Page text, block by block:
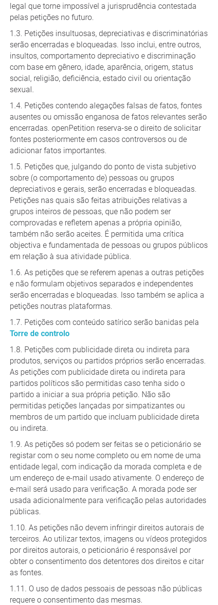
legal que torne impossível a jurisprudência contestada
pelas petições no futuro.
Petições insultuosas, depreciativas e discriminatórias
serão encerradas e bloqueadas. Isso inclui, entre outros,
insultos, comportamento depreciativo e discriminação
com base em gênero, idade, aparência, origem, status
social, religião, deficiência, estado civil ou orientação
sexual.
Petições contendo alegações falsas de fatos, fontes
ausentes ou omissão enganosa de fatos relevantes serão
encerradas. openPetition reserva-se o direito de solicitar
fontes posteriormente em casos controversos ou de
adicionar fatos importantes.
Petições que, julgando do ponto de vista subjetivo
sobre (o comportamento de) pessoas ou grupos
depreciativos e gerais, serão encerradas e bloqueadas.
Petições nas quais são feitas atribuições relativas a
grupos inteiros de pessoas, que não podem ser
comprovadas e refletem apenas a própria opinião,
também não serão aceites. É permitida uma crítica
objectiva e fundamentada de pessoas ou grupos públicos
em relação à sua atividade pública.
As petições que se referem apenas a outras petições
e não formulam objetivos separados e independentes
serão encerradas e bloqueadas. Isso também se aplica a
petições noutras plataformas.
Petições com conteúdo satírico serão banidas pela
Torre de controlo
Petições com publicidade direta ou indireta para
produtos, serviços ou partidos próprios serão encerradas.
As petições com publicidade direta ou indireta para
partidos políticos são permitidas caso tenha sido o
partido a iniciar a sua própria petição. Não são
permitidas petições lançadas por simpatizantes ou
membros de um partido que incluam publicidade direta
ou indireta.
As petições só podem ser feitas se o peticionário se
registar com o seu nome completo ou em nome de uma
entidade legal, com indicação da morada completa e de
um endereço de e-mail usado ativamente. O endereço de
e-mail será usado para verificação. A morada pode ser
usada adicionalmente para verificação pelas autoridades
públicas.
As petições não devem infringir direitos autorais de
terceiros. Ao utilizar textos, imagens ou vídeos protegidos
por direitos autorais, o peticionário é responsável por
obter o consentimento dos detentores dos direitos e citar
as fontes.
O uso de dados pessoais de pessoas não públicas
requere o consentimento das mesmas.